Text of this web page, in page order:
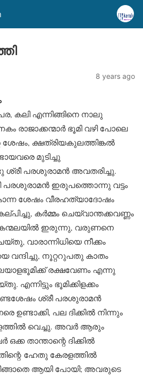
8 years ago
കലി എന്നിങ്ങിനെ നാലു
രാജാക്കന്മാർ ഭൂമി വഴി പോലെ
ശേഷം, ക്ഷത്രിയകുലത്തിങ്കൽ
മുടിച്ചു
ശ്രീ പരശുരാമൻ അവതരിച്ചു.
പരശുരാമൻ ഇരുപത്തൊന്നു വട്ടം
ശേഷം വീരഹത്യാദോഷം
കർമ്മം ചെയ്‌വാന്തക്കവണ്ണം
ഇരുന്നു, വരുണനെ
വാരാന്നിധിയെ നീക്കം
വന്ദിച്ചു, നൂറ്ററുപതു കാതം
രക്ഷവേണം എന്നു
എന്നിട്ടും ഭൂമിക്കിളക്കം
ശ്രീ പരശുരാമൻ
ഉണ്ടാക്കി, പല ദിക്കിൽ നിന്നും
വെച്ചു. അവർ ആരും
ഒക്ക താന്താന്റെ ദിക്കിൽ
ഹേതു കേരളത്തിൽ
ആയി പോയി; അവരുടെ